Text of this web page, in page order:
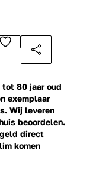
tot 80 jaar oud
exemplaar
Wij leveren
beoordelen.
direct
komen